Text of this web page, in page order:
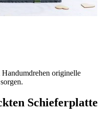
originelle
Schieferplatte